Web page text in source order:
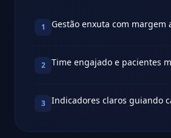
1 Gestão enxuta com margem
2 Time engajado e pacientes
3 Indicadores claros guiando